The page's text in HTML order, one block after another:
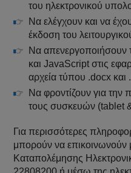
του ηλεκτρονικού
Να ελέγχουν και να
έκδοση του
Να απενεργοποιήσουν
και JavaScript στις
αρχεία τύπου .docx και
Να φροντίζουν για την
τους συσκευών (tablet
Για περισσότερες
μπορούν να επικοινωνούν
Καταπολέμησης